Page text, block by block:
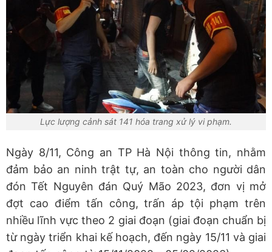
Lực lượng cảnh sát 141 hóa trang xử lý vi phạm.
Ngày 8/11, Công an TP Hà Nội thông tin, nhằm
đảm bảo an ninh trật tự, an toàn cho người dân
đón Tết Nguyên đán Quý Mão 2023, đơn vị mở
đợt cao điểm tấn công, trấn áp tội phạm trên
nhiều lĩnh vực theo 2 giai đoạn (giai đoạn chuẩn bị
từ ngày triển khai kế hoạch, đến ngày 15/11 và giai